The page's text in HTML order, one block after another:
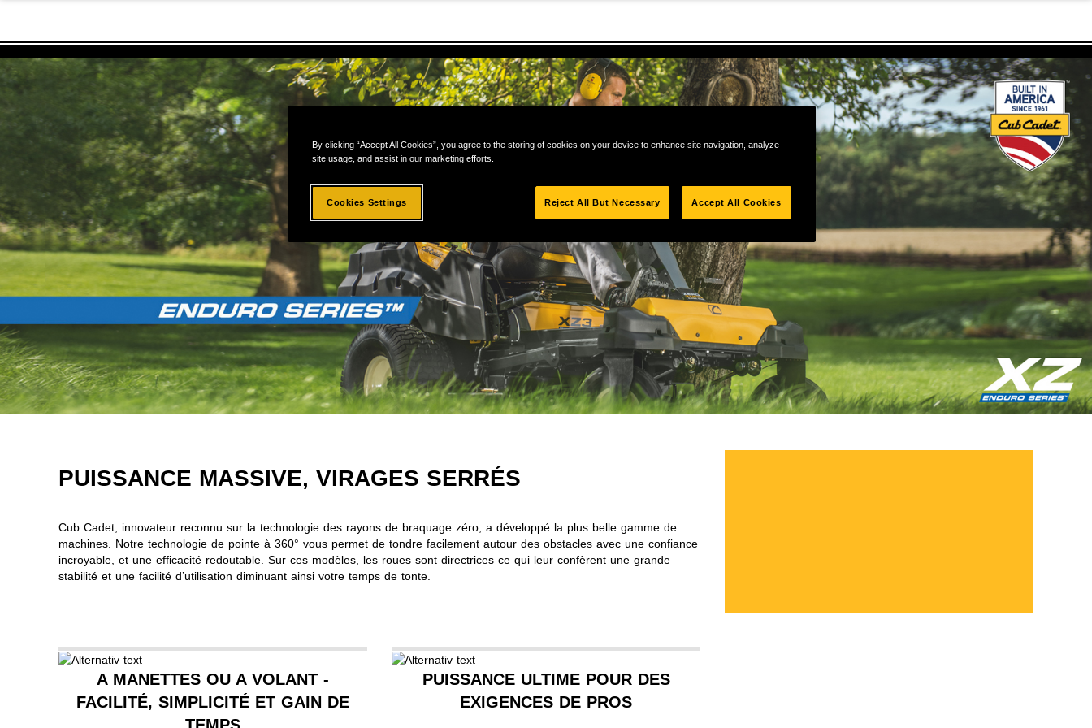
PUISSANCE MASSIVE, VIRAGES SERRÉS
Cub Cadet, innovateur reconnu sur la technologie des rayons de braquage zéro, a développé la plus belle gamme de
machines. Notre technologie de pointe à 360° vous permet de tondre facilement autour des obstacles avec une confiance
incroyable, et une efficacité redoutable. Sur ces modèles, les roues sont directrices ce qui leur confèrent une grande
stabilité et une facilité d’utilisation diminuant ainsi votre temps de tonte.
A MANETTES OU A VOLANT -
FACILITÉ, SIMPLICITÉ ET GAIN DE
PUISSANCE ULTIME POUR DES
EXIGENCES DE PROS
By clicking “Accept All Cookies”, you agree to the storing of cookies on your device to enhance site navigation, analyze
site usage, and assist in our marketing efforts.
Cookies Settings Reject All But Necessary Accept All Cookies